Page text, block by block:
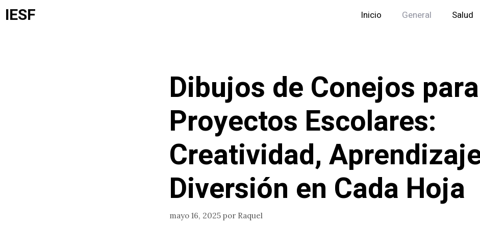
Saltar
alIESF Inicio General Salud
Dibujos de Conejos para
Proyectos Escolares:
Creatividad,
Diversión en Cada Hoja
mayo 16, 2025 por Raquel